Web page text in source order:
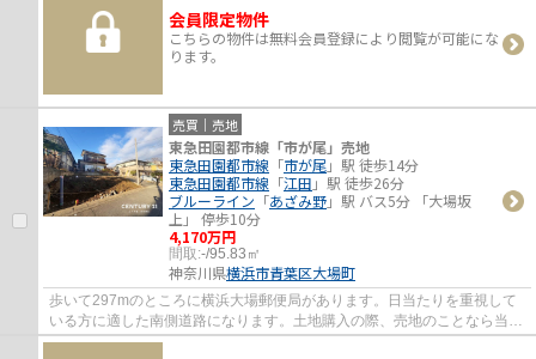
会員限定物件
こちらの物件は無料会員登録により閲覧が可能にな
ります。
売買｜売地
東急田園都市線「市が尾」売地
東急田園都市線 「市が尾」駅 徒歩14分
東急田園都市線 「江田 」駅 徒歩26分
ブルーライン 「あざみ野」駅 バス5分 「大場坂
上」 停歩10分
4,170万円
間取:-/95.83㎡
神奈川県横浜市青葉区大場町
歩いて297mのところに横浜大場郵便局があります。日当たりを重視して
いる方に適した南側道路になります。土地購入の際、売地のことなら当社
にご相談ください。土地面積は95.83㎡(公簿)...